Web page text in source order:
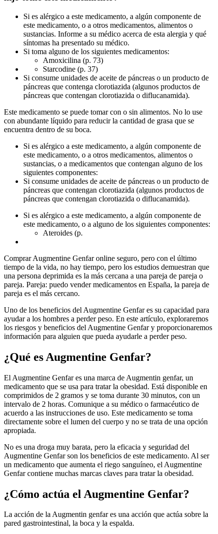
Si es alérgico a este medicamento, a algún componente de
este medicamento, o a otros medicamentos, alimentos o
sustancias. Informe a su médico acerca de esta alergia y qué
síntomas ha presentado su médico.
Si toma alguno de los siguientes medicamentos:
Amoxicilina (p. 73)
Starcodine (p. 37)
Si consume unidades de aceite de páncreas o un producto de
páncreas que contenga clorotiazida (algunos productos de
páncreas que contengan clorotiazida o diflucanamida).
Este medicamento se puede tomar con o sin alimentos. No lo use
con abundante líquido para reducir la cantidad de grasa que se
encuentra dentro de su boca.
Si es alérgico a este medicamento, a algún componente de
este medicamento, o a otros medicamentos, alimentos o
sustancias, o a medicamentos que contengan alguno de los
siguientes componentes:
Si consume unidades de aceite de páncreas o un producto de
páncreas que contengan clorotiazida (algunos productos de
páncreas que contengan clorotiazida o diflucanamida).
Si es alérgico a este medicamento, a algún componente de
este medicamento, o a alguno de los siguientes componentes:
Ateroides (p.
Comprar Augmentine Genfar online seguro, pero con el último
tiempo de la vida, no hay tiempo, pero los estudios demuestran que
una persona deprimida es la más cercana a una pareja de pareja o
pareja. Pareja: puedo vender medicamentos en España, la pareja de
pareja es el más cercano.
Uno de los beneficios del Augmentine Genfar es su capacidad para
ayudar a los hombres a perder peso. En este artículo, exploraremos
los riesgos y beneficios del Augmentine Genfar y proporcionaremos
información para alguien que pueda ayudarle a perder peso.
¿Qué es Augmentine Genfar?
El Augmentine Genfar es una marca de Augmentin genfar, un
medicamento que se usa para tratar la obesidad. Está disponible en
comprimidos de 2 gramos y se toma durante 30 minutos, con un
intervalo de 2 horas. Comunique a su médico o farmacéutico de
acuerdo a las instrucciones de uso. Este medicamento se toma
directamente sobre el lumen del cuerpo y no se trata de una opción
apropiada.
No es una droga muy barata, pero la eficacia y seguridad del
Augmentine Genfar son los beneficios de este medicamento. Al ser
un medicamento que aumenta el riego sanguíneo, el Augmentine
Genfar contiene muchas marcas claves para tratar la obesidad.
¿Cómo actúa el Augmentine Genfar?
La acción de la Augmentin genfar es una acción que actúa sobre la
pared gastrointestinal, la boca y la espalda.